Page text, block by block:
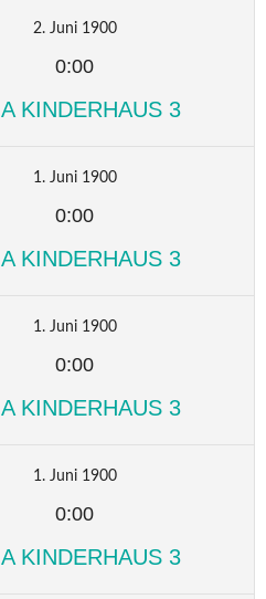
2. Juni 1900
0:00
KINDERHAUS 3
1. Juni 1900
0:00
KINDERHAUS 3
1. Juni 1900
0:00
KINDERHAUS 3
1. Juni 1900
0:00
KINDERHAUS 3